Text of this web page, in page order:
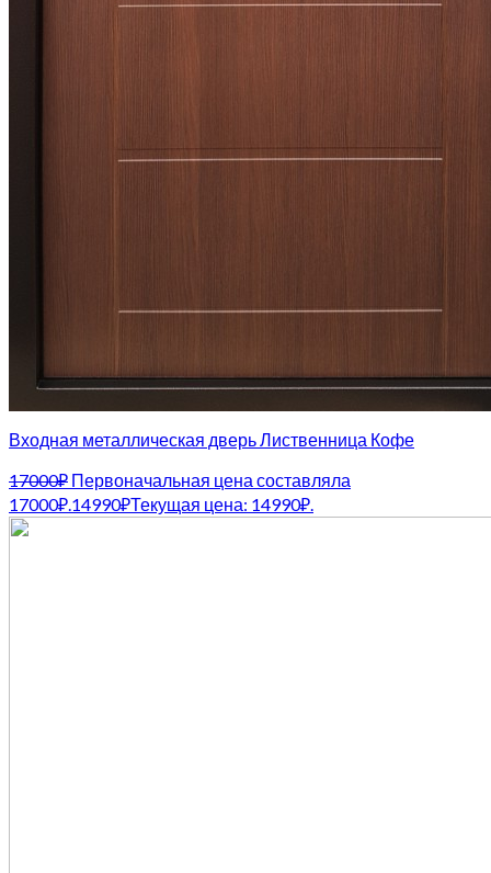
Входная металлическая дверь Лиственница Кофе
17000₽ Первоначальная цена составляла
17000₽.14990₽Текущая цена: 14990₽.